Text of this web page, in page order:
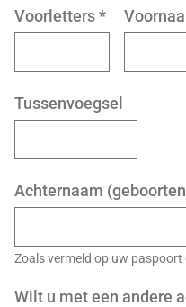
Voorletters*
Tussenvoegsel
Achternaam
Zoals vermeld op uw paspoort
Wilt u met een andere